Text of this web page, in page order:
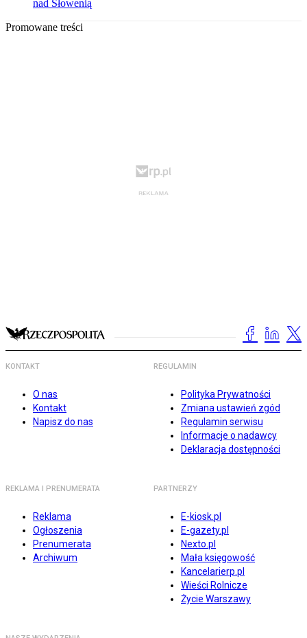
nad Słowenią
Promowane treści
KONTAKT
O nas
Kontakt
Napisz do nas
REGULAMIN
Polityka Prywatności
Zmiana ustawień zgód
Regulamin serwisu
Informacje o nadawcy
Deklaracja dostępności
REKLAMA I PRENUMERATA
Reklama
Ogłoszenia
Prenumerata
Archiwum
PARTNERZY
E-kiosk.pl
E-gazety.pl
Nexto.pl
Mała księgowość
Kancelarierp.pl
Wieści Rolnicze
Życie Warszawy